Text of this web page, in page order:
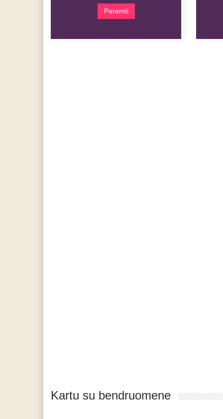
Paremti
Kartu su bendruomene